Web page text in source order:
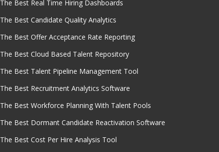
The Best Real Time Hiring Dashboards
The Best Candidate Quality Analytics
The Best Offer Acceptance Rate Reporting
The Best Cloud Based Talent Repository
The Best Talent Pipeline Management Tool
The Best Recruitment Analytics Software
The Best Workforce Planning With Talent Pools
The Best Dormant Candidate Reactivation Software
The Best Cost Per Hire Analysis Tool